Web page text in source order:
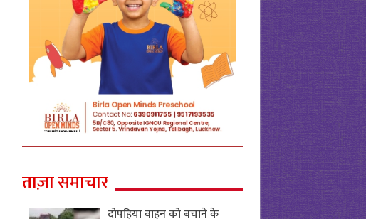
ताज़ा समाचार
दोपहिया वाहन को बचाने के